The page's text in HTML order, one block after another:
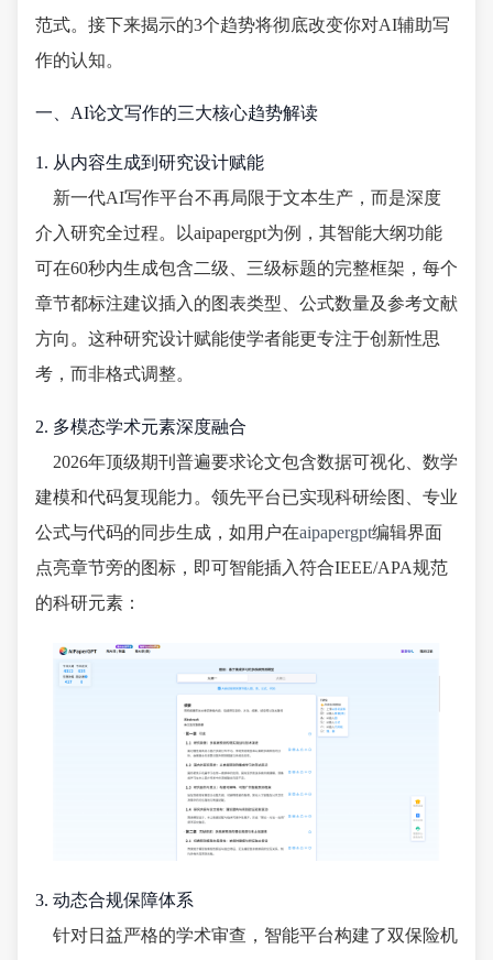
范式。接下来揭示的3个趋势将彻底改变你对AI辅助写
作的认知。
一、AI论文写作的三大核心趋势解读
1. 从内容生成到研究设计赋能
新一代AI写作平台不再局限于文本生产，而是深度
介入研究全过程。以aipapergpt为例，其智能大纲功能
可在60秒内生成包含二级、三级标题的完整框架，每个
章节都标注建议插入的图表类型、公式数量及参考文献
方向。这种研究设计赋能使学者能更专注于创新性思
考，而非格式调整。
2. 多模态学术元素深度融合
2026年顶级期刊普遍要求论文包含数据可视化、数学
建模和代码复现能力。领先平台已实现科研绘图、专业
公式与代码的同步生成，如用户在aipapergpt编辑界面
点亮章节旁的图标，即可智能插入符合IEEE/APA规范
的科研元素：
3. 动态合规保障体系
针对日益严格的学术审查，智能平台构建了双保险机